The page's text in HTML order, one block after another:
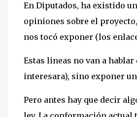
En Diputados, ha existido
opiniones sobre el
nos tocó exponer (los
Estas lineas no van a
interesara), sino exponer
Pero antes hay que decir